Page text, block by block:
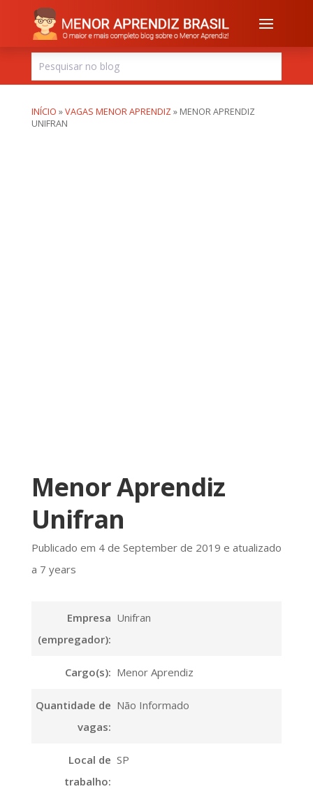
INÍCIO »VAGAS MENOR APRENDIZ» MENOR APRENDIZ
UNIFRAN
Menor Aprendiz
Unifran
Publicado em 4 de September de 2019 e atualizado
a 7 years
Empresa
(empregador):
Unifran
Cargo(s): Menor Aprendiz
Quantidade de
vagas:
Não Informado
Local de
trabalho:
SP